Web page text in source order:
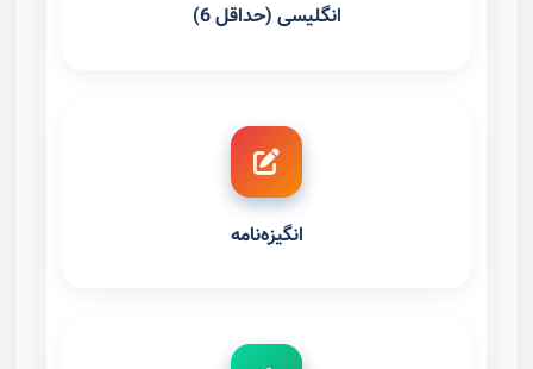
انگلیسی (حداقل 6)
انگیزه‌نامه